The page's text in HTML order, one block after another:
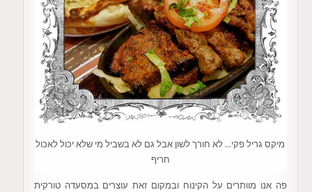
מיקס גריל פקי… לא חורך לשון אבל גם לא בשביל מי שלא יכול לאכול
חריף
פה אנו מוותרים על הקינוח ובמקום זאת עוצרים במסעדה טורקית